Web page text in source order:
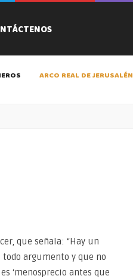
ARCO REAL DE JERUSALÉN
que señala: “Hay un
argumento y que no
‘menosprecio antes que